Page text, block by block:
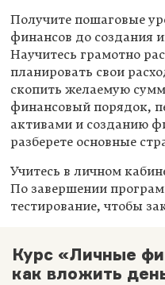
Получите пошаговые
финансов до создания
Научитесь грамотно
планировать свои
скопить желаемую
финансовый порядок,
активами и созданию
разберете основные
Учитесь в личном
По завершении
тестирование, чтобы
Курс «Личные
как вложить